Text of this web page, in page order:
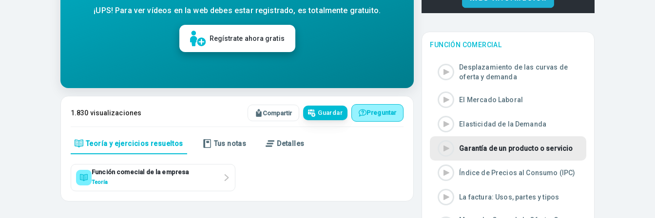
¡UPS! Para ver vídeos en la web debes estar registrado, es totalmente gratuito.
Regístrate ahora gratis
1.830 visualizaciones Compartir Guardar Preguntar
Teoría y ejercicios resueltos Tus notas Detalles
Función comecial de la empresa
Teoría
FUNCIÓN COMERCIAL
Desplazamiento de las curvas de
oferta y demanda
El Mercado Laboral
Elasticidad de la Demanda
Garantía de un producto o servicio
Índice de Precios al Consumo (IPC)
La factura: Usos, partes y tipos